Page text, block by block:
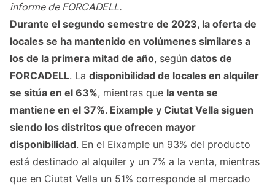
informe de FORCADELL.
Durante el segundo semestre de 2023, la oferta de
locales se ha mantenido en volúmenes similares a
los de la primera mitad de año, según datos de
FORCADELL. La disponibilidad de locales en alquiler
se sitúa en el 63%, mientras que la venta se
mantiene en el 37%. Eixample y Ciutat Vella siguen
siendo los distritos que ofrecen mayor
disponibilidad. En el Eixample un 93% del producto
está destinado al alquiler y un 7% a la venta, mientras
que en Ciutat Vella un 51% corresponde al mercado